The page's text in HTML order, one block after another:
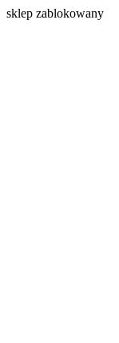
sklep zablokowany